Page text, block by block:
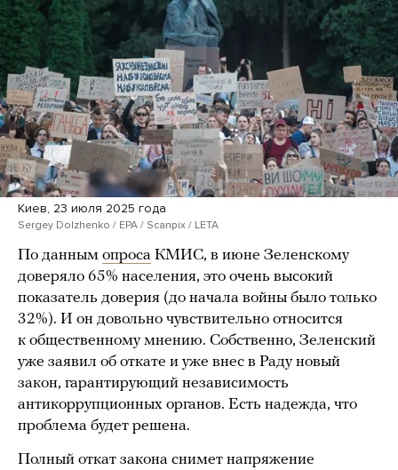
Киев, 23 июля 2025 года
Sergey Dolzhenko / EPA / Scanpix / LETA
По данным опроса КМИС, в июне Зеленскому
доверяло 65% населения, это очень высокий
показатель доверия (до начала войны было только
32%). И он довольно чувствительно относится
к общественному мнению. Собственно, Зеленский
уже заявил об откате и уже внес в Раду новый
закон, гарантирующий независимость
антикоррупционных органов. Есть надежда, что
проблема будет решена.
Полный откат закона снимет напряжение